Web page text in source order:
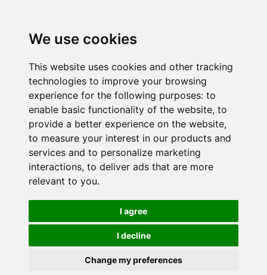
We use cookies
This website uses cookies and other tracking
technologies to improve your browsing
experience for the following purposes: to
enable basic functionality of the website, to
provide a better experience on the website,
to measure your interest in our products and
services and to personalize marketing
interactions, to deliver ads that are more
relevant to you.
I agree
I decline
Change my preferences